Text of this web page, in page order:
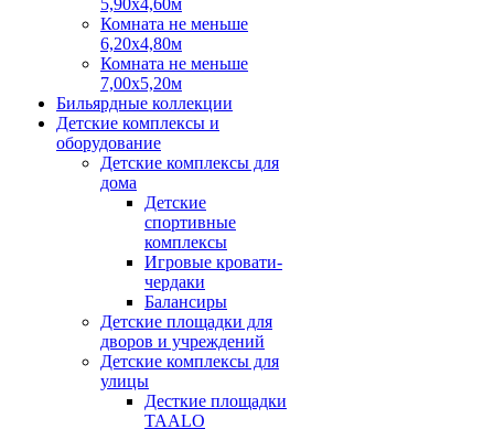
5,90х4,60м
Комната не меньше
6,20х4,80м
Комната не меньше
7,00х5,20м
Бильярдные коллекции
Детские комплексы и
оборудование
Детские комплексы для
дома
Детские
спортивные
комплексы
Игровые кровати-
чердаки
Балансиры
Детские площадки для
дворов и учреждений
Детские комплексы для
улицы
Десткие площадки
TAALO